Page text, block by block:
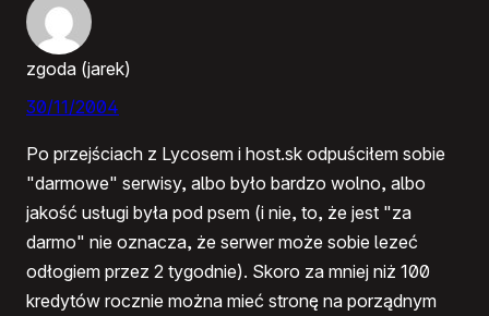
zgoda (jarek)
30/11/2004
Po przejściach z Lycosem i host.sk odpuściłem sobie
"darmowe" serwisy, albo było bardzo wolno, albo
jakość usługi była pod psem (i nie, to, że jest "za
darmo" nie oznacza, że serwer może sobie lezeć
odłogiem przez 2 tygodnie). Skoro za mniej niż 100
kredytów rocznie można mieć stronę na porządnym